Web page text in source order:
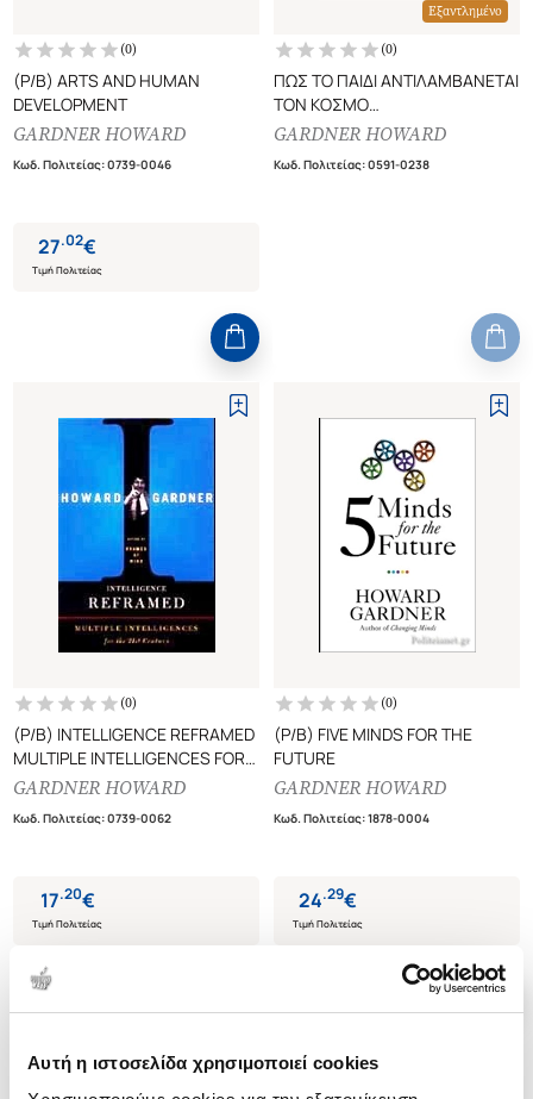
Αυτή η ιστοσελίδα χρησιμοποιεί cookies
(0)
(P/B) ARTS AND HUMAN
DEVELOPMENT
GARDNER HOWARD
Κωδ. Πολιτείας:0739-0046
27.02€
Τιμή Πολιτείας
Εξαντλημένο
(0)
ΠΩΣ ΤΟ ΠΑΙΔΙ ΑΝΤΙΛΑΜΒΑΝΕΤΑΙ
ΤΟΝ ΚΟΣΜΟ
ΜΕΘΟΔΟΙ ΔΙΔΑΣΚΑΛΙΑΣ ΣΕ
ΣΚΕΨΗΣ ΤΟΥ ΠΑΙΔΙΟΥ
GARDNER HOWARD
Κωδ. Πολιτείας:0591-0238
(0)
(P/B) INTELLIGENCE REFRAMED
MULTIPLE INTELLIGENCES FOR
THE 21ST CENTURY
GARDNER HOWARD
Κωδ. Πολιτείας:0739-0062
17.20€
Τιμή Πολιτείας
(0)
(P/B) FIVE MINDS FOR THE
FUTURE
GARDNER HOWARD
Κωδ. Πολιτείας:1878-0004
24.29€
Τιμή Πολιτείας